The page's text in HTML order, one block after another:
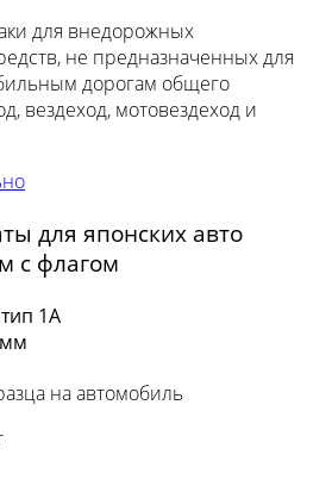
для внедорожных
не предназначенных для
дорогам общего
вездеход, мотовездеход и
для японских авто
с флагом
1А